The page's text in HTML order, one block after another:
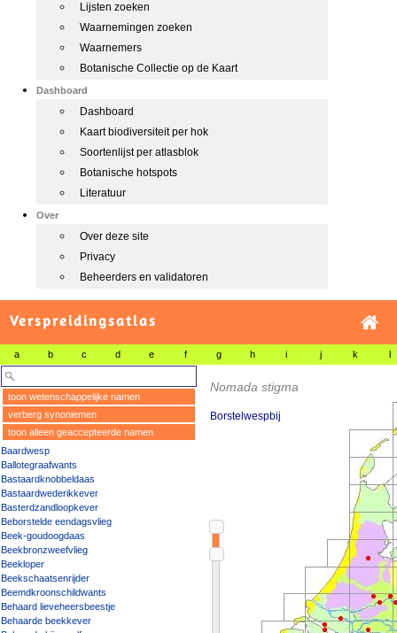
Lijsten zoeken
Waarnemingen zoeken
Waarnemers
Botanische Collectie op de Kaart
Dashboard
Dashboard
Kaart biodiversiteit per hok
Soortenlijst per atlasblok
Botanische hotspots
Literatuur
Over
Over deze site
Privacy
Beheerders en validatoren
Verspreidingsatlas
a b c d e f g h i j k l
toon wetenschappelijke namen
verberg synoniemen
toon alleen geaccepteerde namen
Baardwesp
Ballotegraafwants
Bastaardknobbeldaas
Bastaardwederikkever
Basterdzandloopkever
Beborstelde eendagsvlieg
Beek-goudoogdaas
Beekbronzweefvlieg
Beekloper
Beekschaatsenrijder
Beemdkroonschildwants
Behaard lieveheersbeestje
Behaarde beekkever
Nomada stigma
Borstelwespbij